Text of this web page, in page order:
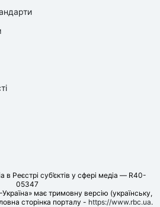
в Реєстрі суб’єктів у сфері медіа — R40-
05347
має тримовну версію (українську,
сторінка порталу - https://www.rbc.ua.